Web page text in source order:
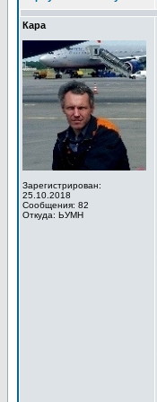
Кара
Зарегистрирован:
25.10.2018
Сообщения: 82
Откуда: ЬУМН